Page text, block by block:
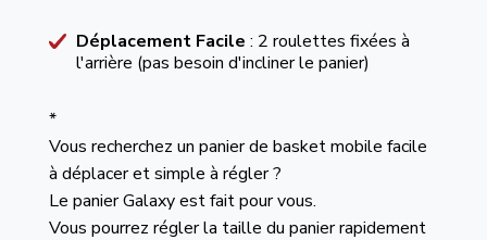
Déplacement Facile : 2 roulettes fixées à
l'arrière (pas besoin d'incliner le panier)
*
Vous recherchez un panier de basket mobile facile
à déplacer et simple à régler ?
Le panier Galaxy est fait pour vous.
Vous pourrez régler la taille du panier rapidement